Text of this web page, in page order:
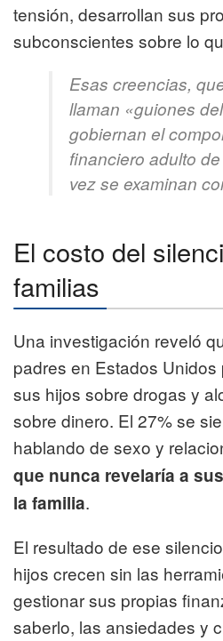
tensión, desarrollan sus
subconscientes sobre lo
Esas creencias,
llaman «guiones
gobiernan el
financiero adulto
vez se examinan
El costo del
familias
Una investigación reveló
padres en Estados
sus hijos sobre drogas y
sobre dinero. El 27% se
hablando de sexo y
que nunca revelaría a
la familia.
El resultado de ese
hijos crecen sin las
gestionar sus propias
saberlo, las ansiedades y